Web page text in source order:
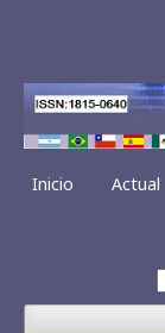
Inicio Actual